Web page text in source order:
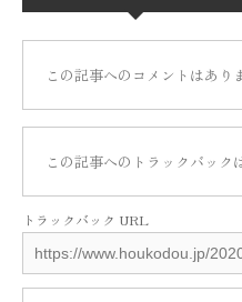
この記事へのコメントはあり
この記事へのトラックバック
トラックバック URL